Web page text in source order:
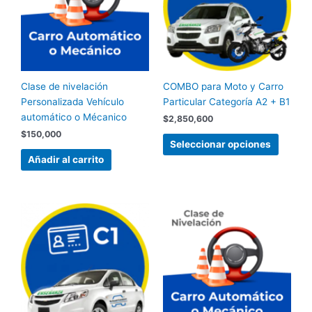
Clase de nivelación
Personalizada Vehículo
automático o Mécanico
$150,000
Añadir al carrito
COMBO para Moto y Carro
Particular Categoría A2 + B1
$2,850,600
Seleccionar opciones
Las
se
elegir
en
página
producto
tiene
múltiples
variantes.
Las
opciones